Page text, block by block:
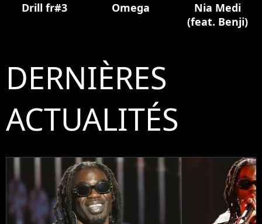
Drill fr#3 Omega
Nia Medi
(feat. Benji)
DERNIÈRES
ACTUALITÉS